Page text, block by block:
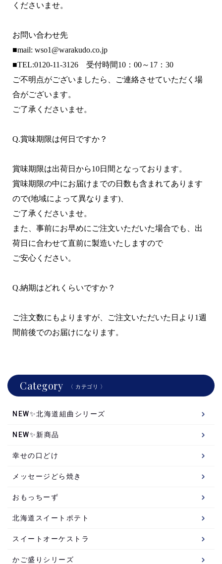
くださいませ。
お問い合わせ先
■mail: wso1@warakudo.co.jp
■TEL:0120-11-3126 受付時間10：00～17：30
ご不明点がございましたら、ご連絡させていただく場
合がございます。
ご了承くださいませ。
Q.賞味期限は何日ですか？
賞味期限は出荷日から10日間となっております。
賞味期限の中にお届けまでの日数も含まれてあります
ので(地域によって異なります)、
ご了承くださいませ。
また、事前にお早めにご注文いただいた場合でも、出
荷日に合わせて直前に製造いたしますので
ご安心ください。
Q.納期はどれくらいですか？
ご注文数にもよりますが、ご注文いただいた日より1週
間前後でのお届けになります。
Category 〈 カテゴリ 〉
NEW✨北海道組曲シリーズ
NEW✨新商品
幸せの口どけ
メッセージどら焼き
おもっちーず
北海道スイートポテト
スイートオーケストラ
かご盛りシリーズ